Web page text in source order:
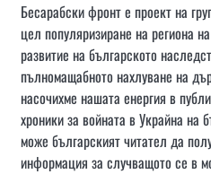
Бесарабски фронт е проект на
цел популяризиране на региона
развитие на българското
пълномащабното нахлуване на
насочихме нашата енергия в
хроники за войната в Украйна на
може българският читател да
информация за случващото се в